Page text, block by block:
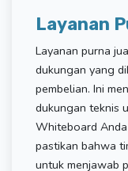
Layanan
Layanan purna
dukungan yang
pembelian. Ini
dukungan teknis
Whiteboard
pastikan bahwa
untuk menjawab